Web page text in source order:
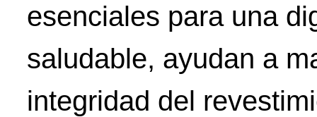
esenciales para una
saludable, ayudan a
integridad del